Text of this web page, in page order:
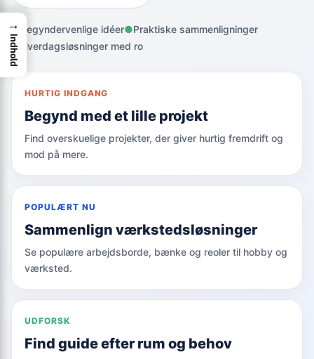
● Begyndervenlige idéer●Praktiske sammenligninger
●
Hverdagsløsninger med ro
HURTIG INDGANG
Begynd med et lille projekt
Find overskuelige projekter, der giver hurtig fremdrift og
mod på mere.
POPULÆRT NU
Sammenlign værkstedsløsninger
Se populære arbejdsborde, bænke og reoler til hobby og
værksted.
UDFORSK
Find guide efter rum og behov
→
Indhold